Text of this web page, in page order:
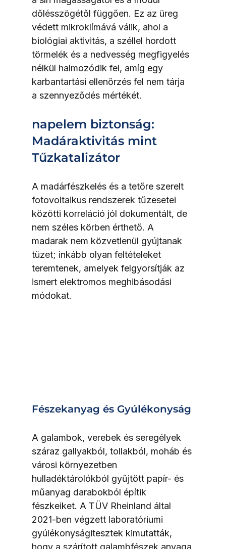
dőlésszögétől függően. Ez az üreg
védett mikroklímává válik, ahol a
biológiai aktivitás, a széllel hordott
törmelék és a nedvesség megfigyelés
nélkül halmozódik fel, amíg egy
karbantartási ellenőrzés fel nem tárja
a szennyeződés mértékét.
napelem biztonság:
Madáraktivitás mint
Tűzkatalizátor
A madárfészkelés és a tetőre szerelt
fotovoltaikus rendszerek tűzesetei
közötti korreláció jól dokumentált, de
nem széles körben érthető. A
madarak nem közvetlenül gyújtanak
tüzet; inkább olyan feltételeket
teremtenek, amelyek felgyorsítják az
ismert elektromos meghibásodási
módokat.
Fészekanyag és Gyúlékonyság
A galambok, verebek és seregélyek
száraz gallyakból, tollakból, moháb és
városi környezetben
hulladéktárolókból gyűjtött papír- és
műanyag darabokból építik
fészkeiket. A TÜV Rheinland által
2021-ben végzett laboratóriumi
gyúlékonyságitesztek kimutatták,
hogy a szárított galambfészek anyaga